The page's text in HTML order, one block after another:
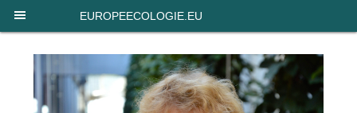
EUROPEECOLOGIE.EU